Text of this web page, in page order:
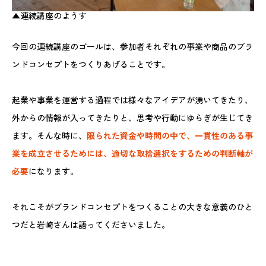
▲連続講座のようす
今回の連続講座のゴールは、参加者それぞれの事業や商品のブラ
ンドコンセプトをつくりあげることです。
起業や事業を運営する過程では様々なアイデアが湧いてきたり、
外からの情報が入ってきたりと、思考や行動にゆらぎが生じてき
ます。そんな時に、 限られた資金や時間の中で、一貫性のある事
業を成立させるためには、適切な取捨選択をするための判断軸が
必要になります。
それこそがブランドコンセプトをつくることの大きな意義のひと
つだと岩崎さんは語ってくださいました。